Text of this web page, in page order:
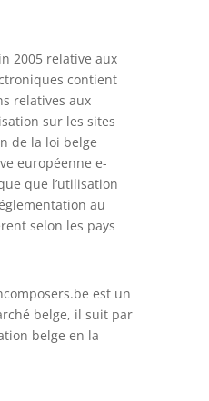
2005 relative aux
contient
relatives aux
sur les sites
de la loi belge
européenne e-
que l’utilisation
au
selon les pays
est un
belge, il suit par
belge en la